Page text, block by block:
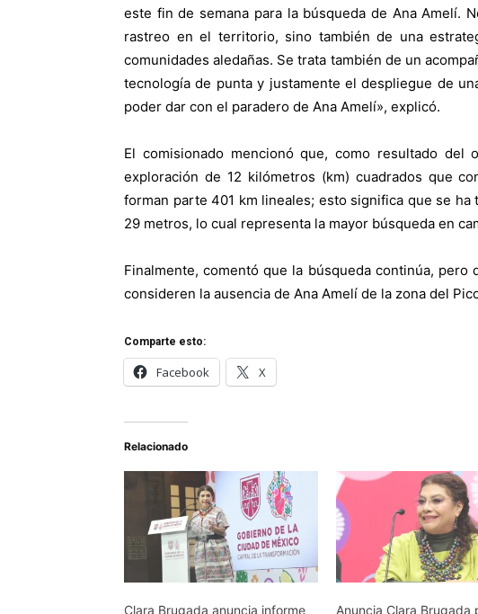
este fin de semana para la búsqueda de Ana Amelí.
rastreo en el territorio, sino también de una
comunidades aledañas. Se trata también de un
tecnología de punta y justamente el despliegue de
poder dar con el paradero de Ana Amelí», explicó.
El comisionado mencionó que, como resultado del
exploración de 12 kilómetros (km) cuadrados que
forman parte 401 km lineales; esto significa que se
29 metros, lo cual representa la mayor búsqueda en
Finalmente, comentó que la búsqueda continúa,
consideren la ausencia de Ana Amelí de la zona del
Comparte esto:
Facebook X
Relacionado
Clara Brugada anuncia informe
Anuncia Clara Brugada